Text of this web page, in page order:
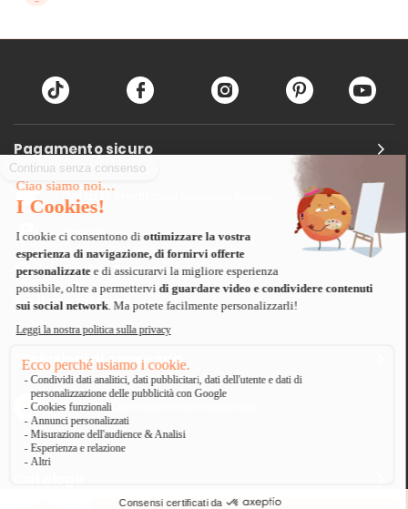
Pagamento sicuro
Carta di credito
Paypal
Bonifico Bancario
3 volte senza tasse
*Soluzioni di consegna
Delivengo Domicilio Internazionale